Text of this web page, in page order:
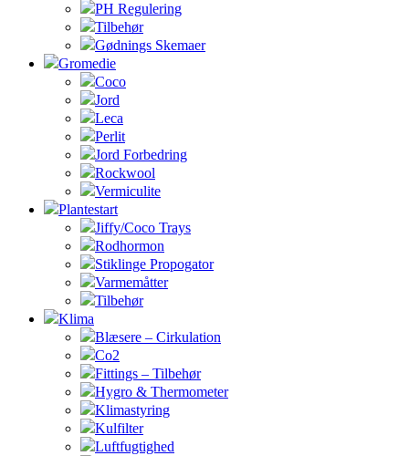
PH Regulering
Tilbehør
Gødnings Skemaer
Gromedie
Coco
Jord
Leca
Perlit
Jord Forbedring
Rockwool
Vermiculite
Plantestart
Jiffy/Coco Trays
Rodhormon
Stiklinge Propogator
Varmemåtter
Tilbehør
Klima
Blæsere – Cirkulation
Co2
Fittings – Tilbehør
Hygro & Thermometer
Klimastyring
Kulfilter
Luftfugtighed